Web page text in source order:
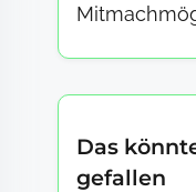
Das
gefallen